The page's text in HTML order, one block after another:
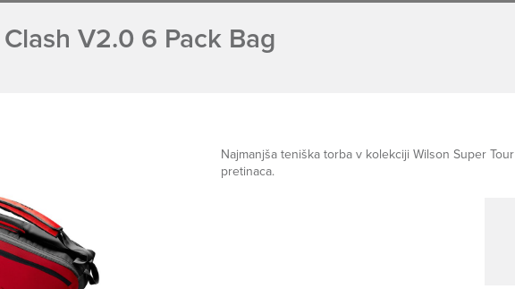
V2.0 6 Pack Bag
Najmanjša teniška torba v kolekciji Wilson Super
pretinaca.